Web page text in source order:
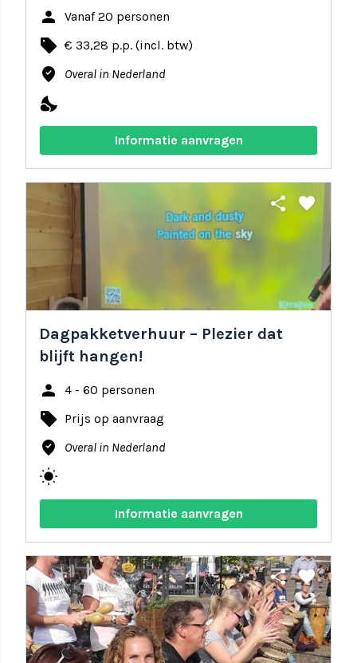
person Vanaf 20 personen
local_offer € 33,28 p.p. (incl. btw)
where_to_vote Overal in Nederland
nights_stay
Informatie aanvragen
share favorite
Dagpakketverhuur – Plezier dat
blijft hangen!
person 4 - 60 personen
local_offer Prijs op aanvraag
where_to_vote Overal in Nederland
wb_sunny
Informatie aanvragen
share favorite